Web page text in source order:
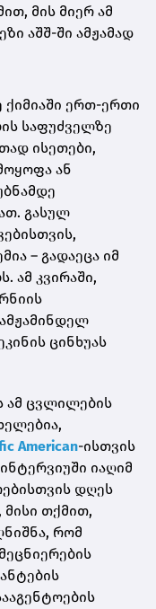
მის მიერ ამ
აშშ-ში ამჟამად
ქიმიაში ერთ-ერთი
საფუძველზე
ისეთები,
ან
გასულ
– გადაეცა იმ
ამ კვირაში,
ცინხუას
ამ ცვლილების
American-ისთვის
იაღიმ
დღეს
თქმით,
რომ